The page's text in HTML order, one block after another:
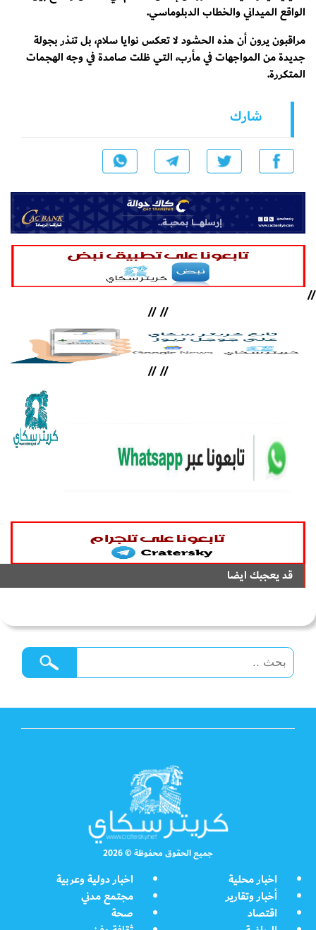
الواقع الميداني والخطاب الدبلوماسي.
مراقبون يرون أن هذه الحشود لا تعكس نوايا سلام، بل تنذر بجولة
جديدة من المواجهات في ‎مأرب، التي ظلت صامدة في وجه الهجمات
المتكررة.
شارك
//
//
//
//
//
قد يعجبك ايضا
جميع الحقوق محفوظة © 2026
اخبار محلية
اخبار دولية وعربية
أخبار وتقارير
مجتمع مدني
اقتصاد
صحة